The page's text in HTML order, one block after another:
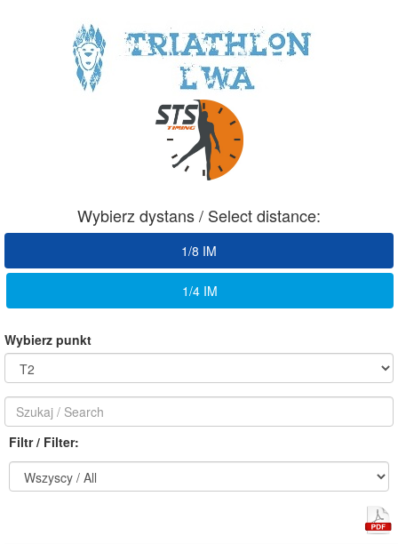
Wybierz dystans / Select distance:
1/8 IM
1/4 IM
Wybierz punkt
Filtr / Filter: